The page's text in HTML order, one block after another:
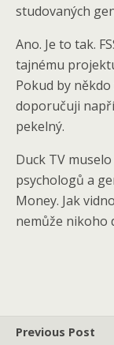
studovaných
Ano. Je to tak.
tajnému
Pokud by
doporučuji
pekelný.
Duck TV
psychologů a
Money. Jak
nemůže nikoho
Previous Post